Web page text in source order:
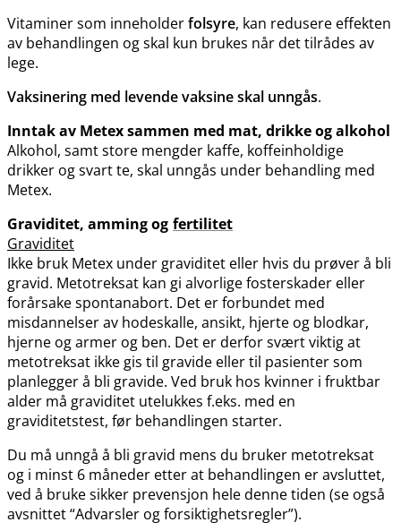
Vitaminer som inneholderfolsyre, kan redusere effekten
av behandlingen og skal kun brukes når det tilrådes av
lege.
Vaksinering med levende vaksine skal unngås.
Inntak av Metex sammen med mat, drikke og alkohol
Alkohol, samt store mengder kaffe, koffeinholdige
drikker og svart te, skal unngås under behandling med
Metex.
Graviditet, amming og fertilitet
Graviditet
Ikke bruk Metex under graviditet eller hvis du prøver å bli
gravid. Metotreksat kan gi alvorlige fosterskader eller
forårsake spontanabort. Det er forbundet med
misdannelser av hodeskalle, ansikt, hjerte og blodkar,
hjerne og armer og ben. Det er derfor svært viktig at
metotreksat ikke gis til gravide eller til pasienter som
planlegger å bli gravide. Ved bruk hos kvinner i fruktbar
alder må graviditet utelukkes f.eks. med en
graviditetstest, før behandlingen starter.
Du må unngå å bli gravid mens du bruker metotreksat
og i minst 6 måneder etter at behandlingen er avsluttet,
ved å bruke sikker prevensjon hele denne tiden (se også
avsnittet “Advarsler og forsiktighetsregler”).